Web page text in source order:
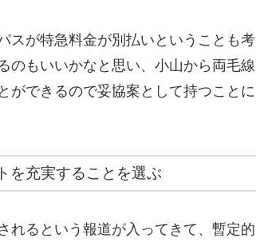
スが特急料金が別払いということも考
のもいいかなと思い、小山から両毛線
ができるので妥協案として持つことに
を充実することを選ぶ
れるという報道が入ってきて、暫定的